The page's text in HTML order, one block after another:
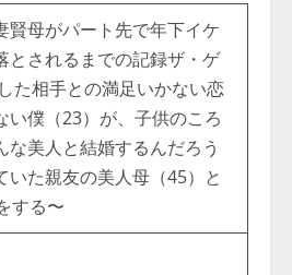
賢母がパート先で年下イケ
とされるまでの記録ザ・ゲ
た相手との満足いかない恋
い僕（23）が、子供のころ
な美人と結婚するんだろう
いた親友の美人母（45）と
する〜